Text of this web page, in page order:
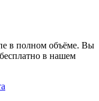
в полном объёме. Вы
в нашем